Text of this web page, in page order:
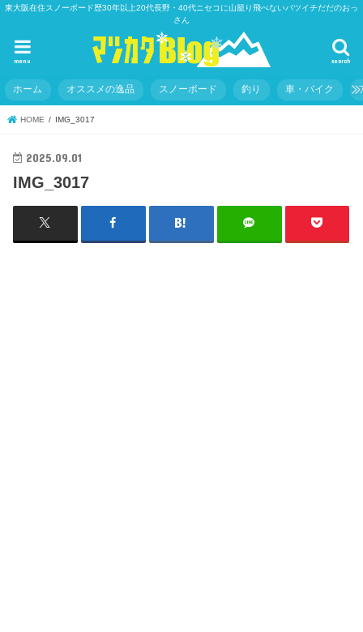
東大阪在住スノーボード歴30年以上20代長野・40代ニセコに山籠り飛べないバツイチだだのおっ
さん
search
menu
ホーム オススメの逸品 スノーボード 釣り 車・バイク
HOME IMG_3017
2025.09.01
IMG_3017